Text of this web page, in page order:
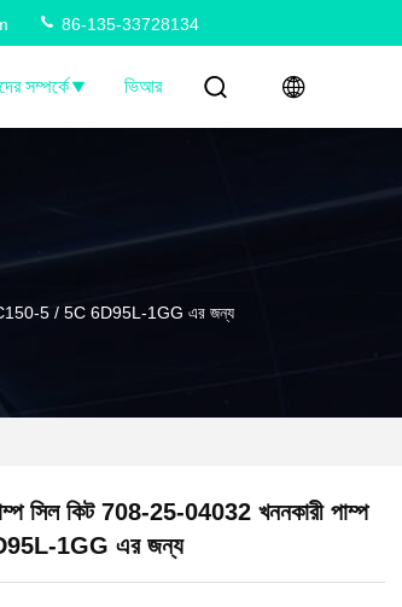
86-135-33728134
সম্পর্কে ভিআর
PC150-5 / 5C 6D95L-1GG এর জন্য
সিল কিট 708-25-04032 খননকারী পাম্প
1GG এর জন্য